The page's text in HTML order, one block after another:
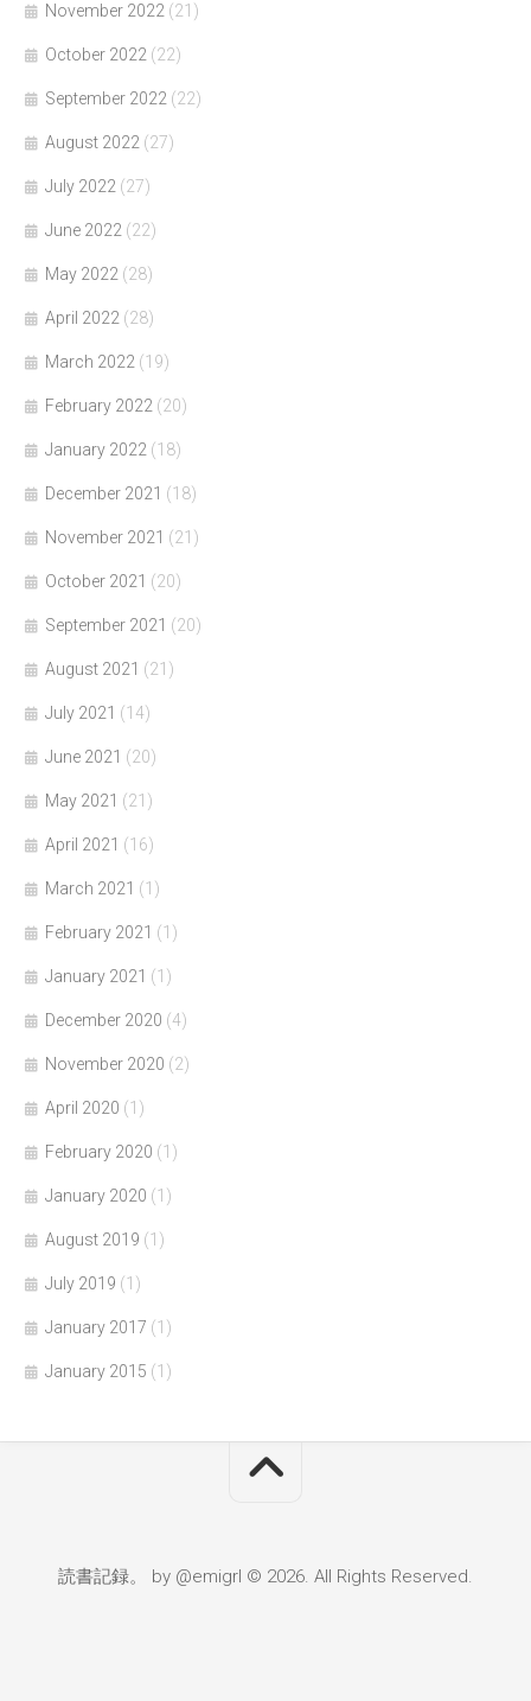
November 2022 (21)
October 2022 (22)
September 2022 (22)
August 2022 (27)
July 2022 (27)
June 2022 (22)
May 2022 (28)
April 2022 (28)
March 2022 (19)
February 2022 (20)
January 2022 (18)
December 2021 (18)
November 2021 (21)
October 2021 (20)
September 2021 (20)
August 2021 (21)
July 2021 (14)
June 2021 (20)
May 2021 (21)
April 2021 (16)
March 2021 (1)
February 2021 (1)
January 2021 (1)
December 2020 (4)
November 2020 (2)
April 2020 (1)
February 2020 (1)
January 2020 (1)
August 2019 (1)
July 2019 (1)
January 2017 (1)
January 2015 (1)
読書記録。 by @emigrl © 2026. All Rights Reserved.